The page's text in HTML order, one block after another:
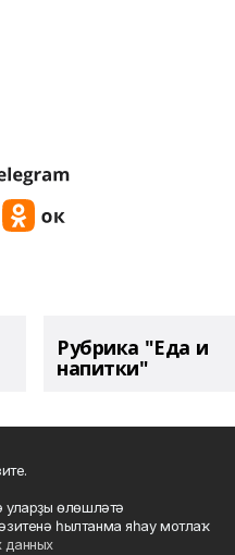
Рубрика "Еда и
напитки"
уларҙы өлөшләтә
һылтанма яһау мотлаҡ.
данных